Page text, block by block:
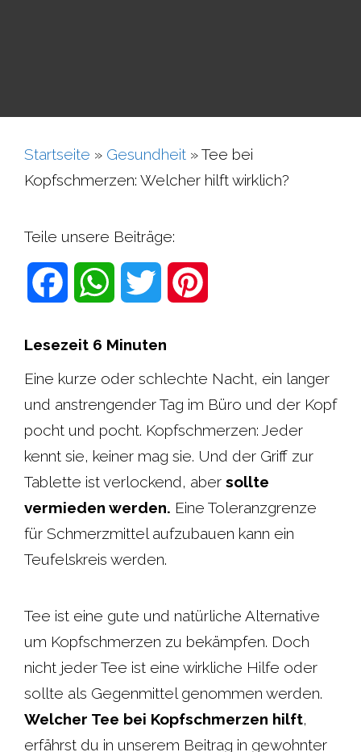
Startseite » Gesundheit »Tee bei
Kopfschmerzen: Welcher hilft wirklich?
Teile unsere Beiträge:
e
o
k
W
t
A
p
t
e
t
r
Lesezeit 6 Minuten
Eine kurze oder schlechte Nacht, ein langer
und anstrengender Tag im Büro und der Kopf
pocht und pocht. Kopfschmerzen: Jeder
kennt sie, keiner mag sie. Und der Griff zur
Tablette ist verlockend, aber sollte
vermieden werden. Eine Toleranzgrenze
für Schmerzmittel aufzubauen kann ein
Teufelskreis werden.
Tee ist eine gute und natürliche Alternative
um Kopfschmerzen zu bekämpfen. Doch
nicht jeder Tee ist eine wirkliche Hilfe oder
sollte als Gegenmittel genommen werden.
Welcher Tee bei Kopfschmerzen hilft,
erfährst du in unserem Beitrag in gewohnter